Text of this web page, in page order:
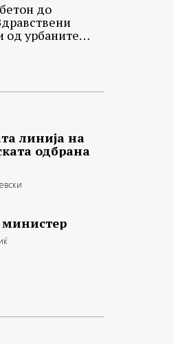
до
од урбаните
линија на
одбрана
министер